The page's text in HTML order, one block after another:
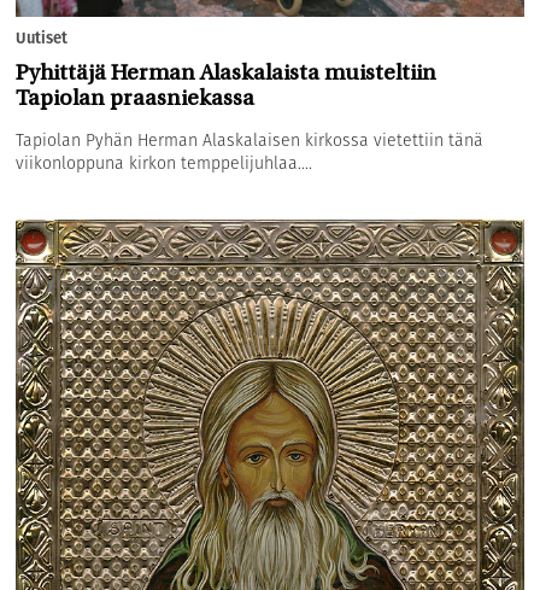
Uutiset
Pyhittäjä Herman Alaskalaista muisteltiin
Tapiolan praasniekassa
Tapiolan Pyhän Herman Alaskalaisen kirkossa vietettiin tänä
viikonloppuna kirkon temppelijuhlaa....